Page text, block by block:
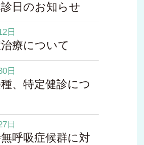
日のお知らせ
日
療について
日
、特定健診につ
日
呼吸症候群に対